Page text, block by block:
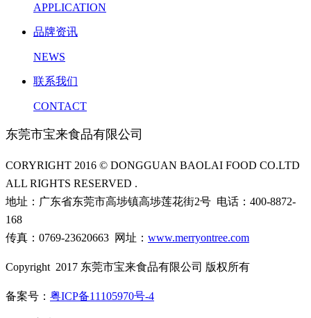
APPLICATION
品牌资讯
NEWS
联系我们
CONTACT
东莞市宝来食品有限公司
CORYRIGHT 2016 © DONGGUAN BAOLAI FOOD CO.LTD
ALL RIGHTS RESERVED .
地址：广东省东莞市高埗镇高埗莲花街2号 电话：400-8872-
168
传真：0769-23620663 网址： www.merryontree.com
Copyright 2017 东莞市宝来食品有限公司 版权所有
备案号： 粤ICP备11105970号-4